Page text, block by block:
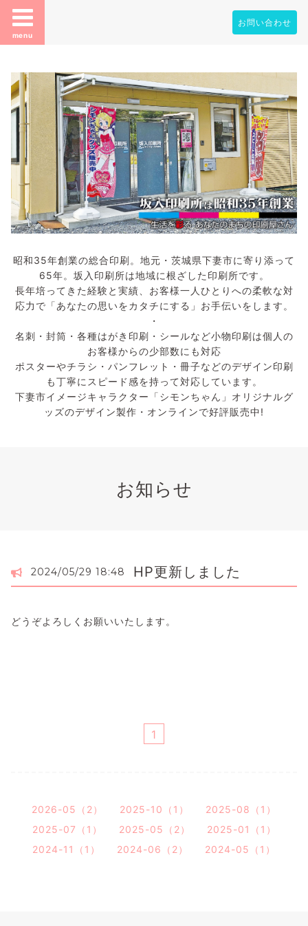
menu
お問い合わせ
昭和35年創業の総合印刷。地元・茨城県下妻市に寄り添って
65年。坂入印刷所は地域に根ざした印刷所です。
長年培ってきた経験と実績、お客様一人ひとりへの柔軟な対
応力で「あなたの思いをカタチにする」お手伝いをします。
・
名刺・封筒・各種はがき印刷・シールなど小物印刷は個人の
お客様からの少部数にも対応
ポスターやチラシ・パンフレット・冊子などのデザイン印刷
も丁寧にスピード感を持って対応しています。
下妻市イメージキャラクター「シモンちゃん」オリジナルグ
ッズのデザイン製作・オンラインで好評販売中!
お知らせ
2024/05/29 18:48 HP更新しました
どうぞよろしくお願いいたします。
1
2026-05（2） 2025-10（1）
2025-08（1）
2025-07（1）
2025-05（2）
2025-01（1）
2024-11（1）
2024-06（2） 2024-05（1）